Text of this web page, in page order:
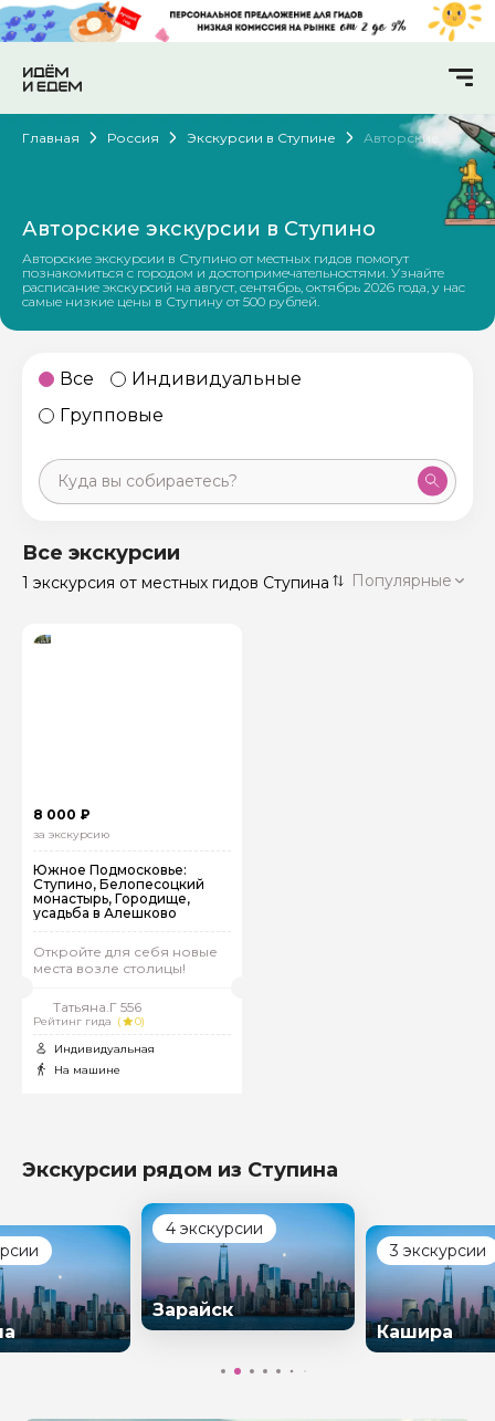
Главная Россия Экскурсии в Ступине Авторские
Авторские экскурсии в Ступино
Авторские экскурсии в Ступино от местных гидов помогут
познакомиться с городом и достопримечательностями. Узнайте
расписание экскурсий на август, сентябрь, октябрь 2026 года, у нас
самые низкие цены в Ступину от 500 рублей.
Все
Индивидуальные
Групповые
Санкт-Петербург 50 экскурсий
Россия
Все экскурсии
1 экскурсия от местных гидов Ступина Популярные
8 000 ₽
за экскурсию
Южное Подмосковье:
Ступино, Белопесоцкий
монастырь, Городище,
усадьба в Алешково
Откройте для себя новые
места возле столицы!
Татьяна.Г 556
Рейтинг гида (
0)
Индивидуальная
На машине
Экскурсии рядом из Ступина
4 экскурсии
Зарайск
3 экскурсии
Кашира